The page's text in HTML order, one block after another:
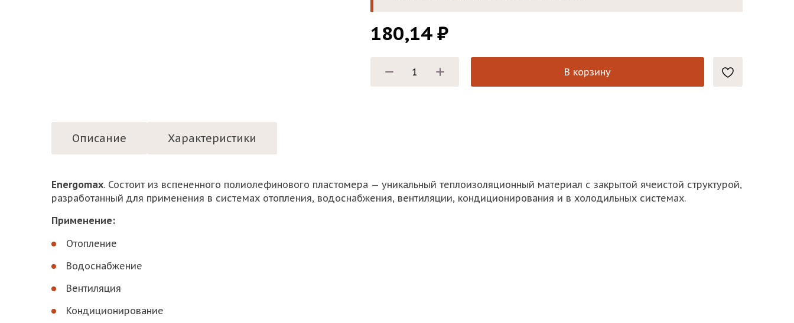
180,14₽
В корзину
Описание Характеристики
Energomax. Состоит из вспененного полиолефинового пластомера — уникальный теплоизоляционный материал с закрытой ячеистой структурой,
разработанный для применения в системах отопления, водоснабжения, вентиляции, кондиционирования и в холодильных системах.
Применение:
Отопление
Водоснабжение
Вентиляция
Кондиционирование